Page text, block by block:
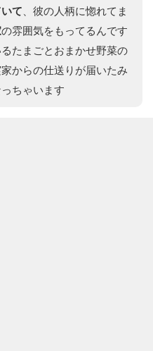
て 、彼の人柄に惚れてま
の雰囲気をもってるんです
たまごとおまかせ野菜の
からの仕送りが届いたみ
ちゃいます